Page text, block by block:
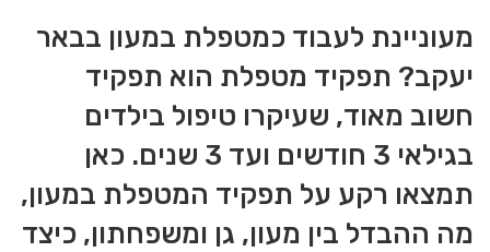
מעוניינת לעבוד כמטפלת במעון בבאר
יעקב? תפקיד מטפלת הוא תפקיד
חשוב מאוד, שעיקרו טיפול בילדים
בגילאי 3 חודשים ועד 3 שנים. כאן
תמצאו רקע על תפקיד המטפלת במעון,
מה ההבדל בין מעון, גן ומשפחתון, כיצד